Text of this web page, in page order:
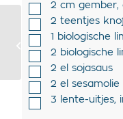
2 cm gember,
2 teentjes
1
biologische
2 biologische
2 el
sojasaus
2 el
sesamolie
3
lente-uitjes,
Vegan ovenschotel
met quinoa, asperge
en
sinaasappeldressing